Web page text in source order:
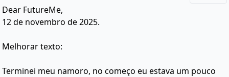
Dear FutureMe,
12 de novembro de 2025.
Melhorar texto:
Terminei meu namoro, no começo eu estava um pouco